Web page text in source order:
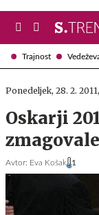
Trajnost
Ponedeljek, 28. 2.
Oskarji
Avtor: Eva Košak 1